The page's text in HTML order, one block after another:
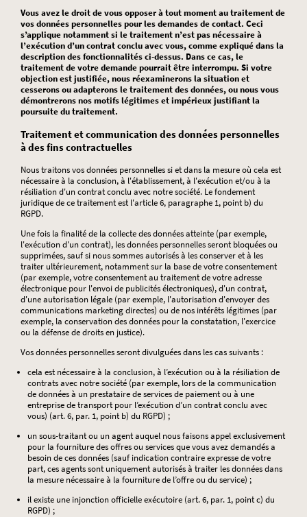
Vous avez le droit de vous opposer à tout moment au traitement de
vos données personnelles pour les demandes de contact. Ceci
s’applique notamment si le traitement n’est pas nécessaire à
l’exécution d’un contrat conclu avec vous, comme expliqué dans la
description des fonctionnalités ci-dessus. Dans ce cas, le
traitement de votre demande pourrait être interrompu. Si votre
objection est justifiée, nous réexaminerons la situation et
cesserons ou adapterons le traitement des données, ou nous vous
démontrerons nos motifs légitimes et impérieux justifiant la
poursuite du traitement.
Traitement et communication des données personnelles
à des fins contractuelles
Nous traitons vos données personnelles si et dans la mesure où cela est
nécessaire à la conclusion, à l'établissement, à l'exécution et/ou à la
résiliation d'un contrat conclu avec notre société. Le fondement
juridique de ce traitement est l'article 6, paragraphe 1, point b) du
RGPD.
Une fois la finalité de la collecte des données atteinte (par exemple,
l'exécution d'un contrat), les données personnelles seront bloquées ou
supprimées, sauf si nous sommes autorisés à les conserver et à les
traiter ultérieurement, notamment sur la base de votre consentement
(par exemple, votre consentement au traitement de votre adresse
électronique pour l'envoi de publicités électroniques), d'un contrat,
d'une autorisation légale (par exemple, l'autorisation d'envoyer des
communications marketing directes) ou de nos intérêts légitimes (par
exemple, la conservation des données pour la constatation, l'exercice
ou la défense de droits en justice).
Vos données personnelles seront divulguées dans les cas suivants :
cela est nécessaire à la conclusion, à l’exécution ou à la résiliation de
contrats avec notre société (par exemple, lors de la communication
de données à un prestataire de services de paiement ou à une
entreprise de transport pour l’exécution d’un contrat conclu avec
vous) (art. 6, par. 1, point b) du RGPD) ;
un sous-traitant ou un agent auquel nous faisons appel exclusivement
pour la fourniture des offres ou services que vous avez demandés a
besoin de ces données (sauf indication contraire expresse de votre
part, ces agents sont uniquement autorisés à traiter les données dans
la mesure nécessaire à la fourniture de l’offre ou du service) ;
il existe une injonction officielle exécutoire (art. 6, par. 1, point c) du
RGPD) ;